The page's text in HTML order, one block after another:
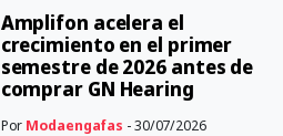
Amplifon acelera el
crecimiento en el primer
semestre de 2026 antes de
comprar GN Hearing
Por Modaengafas - 30/07/2026